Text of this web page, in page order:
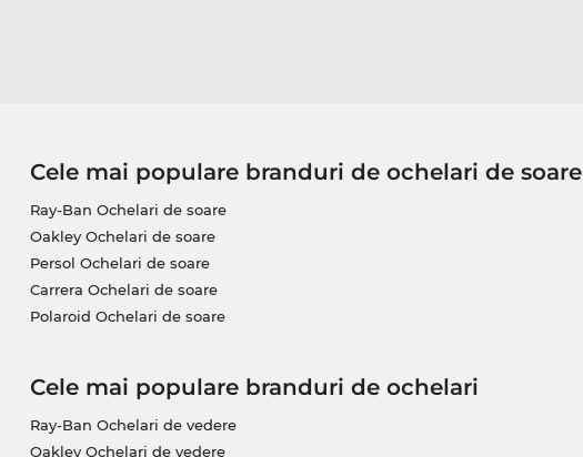
Cele mai populare branduri de ochelari de soare
Ray-Ban Ochelari de soare
Oakley Ochelari de soare
Persol Ochelari de soare
Carrera Ochelari de soare
Polaroid Ochelari de soare
Cele mai populare branduri de ochelari
Ray-Ban Ochelari de vedere
Oakley Ochelari de vedere